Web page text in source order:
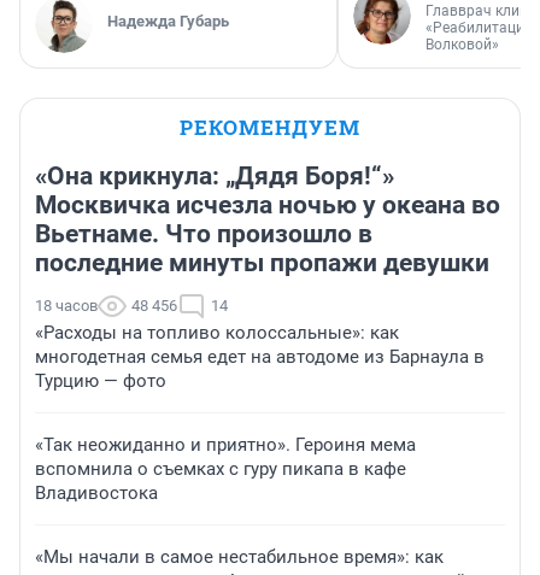
Надежда Губарь
Главврач
«Реабилитация
Волковой»
РЕКОМЕНДУЕМ
«Она крикнула: „Дядя Боря!“»
Москвичка исчезла ночью у океана во
Вьетнаме. Что произошло в
последние минуты пропажи девушки
18 часов 48 456 14
«Расходы на топливо колоссальные»: как
многодетная семья едет на автодоме из Барнаула в
Турцию — фото
«Так неожиданно и приятно». Героиня мема
вспомнила о съемках с гуру пикапа в кафе
Владивостока
«Мы начали в самое нестабильное время»: как